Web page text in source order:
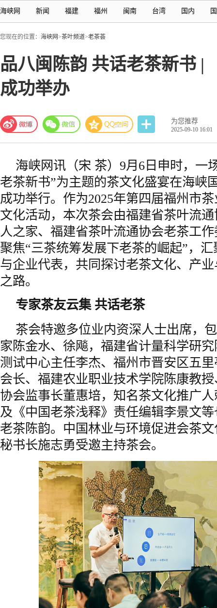
海峡网 新闻 福建 福州 闽南 台湾 国内
您现在的位置： 海峡网>茶叶频道>老茶荟
品八闽陈韵 共话老茶新书 |
成功举办
为您推荐
2025-09-10 16:01
海峡网 讯（宋 茶）9月6日申时，一
老茶新书”为主题的茶文化盛宴在海峡
成功举行。作为2025年第四届福州市
文化活动，本次茶会由福建省茶叶流
人之家、福建省茶叶流通协会老茶工
聚焦“三茶统筹发展下老茶的崛起”，
与企业代表，共同探讨老茶文化、产
之路。
专家茶友云集 共话老茶
茶会特邀多位业内资深人士出席，
家陈金水、徐飚，福建省计量科学研
测试中心主任李杰、 福州 市晋安区五
会长、福建农业职业技术学院陈康教
协会监事长董惠培，知名茶文化推广
及《中国老茶浅释》责任编辑李景文
老茶陈韵。中国林业与环境促进会茶
秘书长施志勇受邀主持茶会。